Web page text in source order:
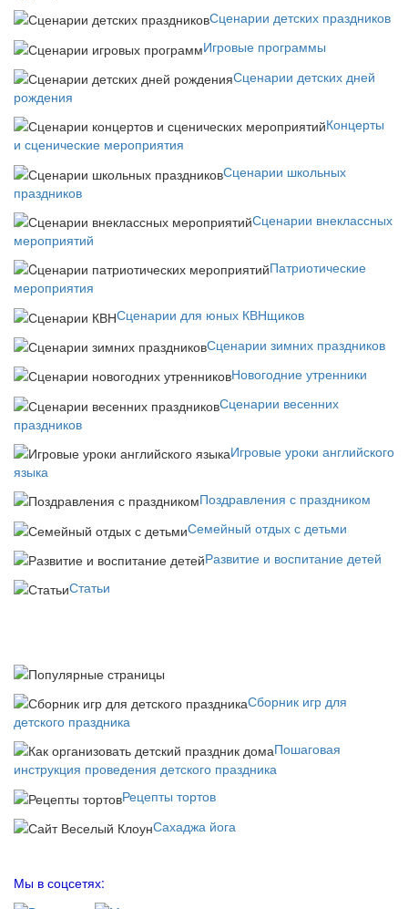
Сценарии детских праздников
Игровые программы
Сценарии детских дней
рождения
Концерты
и сценические мероприятия
Сценарии школьных
праздников
Сценарии внеклассных
мероприятий
Патриотические
мероприятия
Сценарии для юных КВНщиков
Сценарии зимних праздников
Новогодние утренники
Сценарии весенних
праздников
Игровые уроки английского
языка
Поздравления с праздником
Семейный отдых с детьми
Развитие и воспитание детей
Статьи
Сборник игр для
детского праздника
Пошаговая
инструкция проведения детского праздника
Рецепты тортов
Сахаджа йога
Мы в соцсетях: